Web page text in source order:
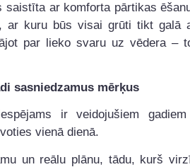
saistīta ar komforta pārtikas
ar kuru būs visai grūti tikt galā
par lieko svaru uz vēdera –
sasniedzamus mērķus
ir veidojušiem
vienā dienā.
un reālu plānu, tādu, kurš